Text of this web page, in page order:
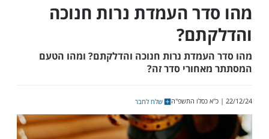
העמדת נרות חנוכה
נרות חנוכה והדלקתם? ומהו הטעם
סדר זה?